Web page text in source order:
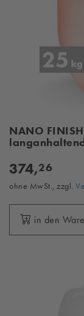
NANO
374,26
ohne MwSt., zzgl.
in den